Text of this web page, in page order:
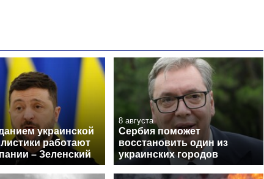
украинской
работают
– Зеленский
8 августа
Сербия поможет
восстановить один из
украинских городов